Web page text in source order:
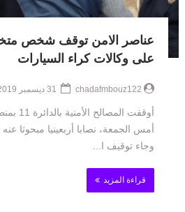
عناصر الامن توقف شخص
على وكالات كراء السيارات
chadafmbouz122
أوقفت
أمس الجمعة، نصابا أربعينيا مبحوثا
وجاء توقيف ا...
قراءة المزيد